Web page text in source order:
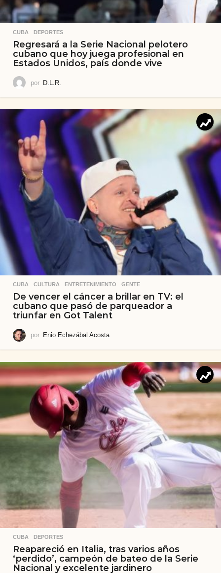
CUBA ,DEPORTES
Regresará a la Serie Nacional pelotero
cubano que hoy juega profesional en
Estados Unidos, país donde vive
por D.L.R.
CUBA ,CULTURA ,ENTRETENIMIENTO ,GENTE
De vencer el cáncer a brillar en TV: el
cubano que pasó de parqueador a
triunfar en Got Talent
por Enio Echezábal Acosta
CUBA ,DEPORTES
Reapareció en Italia, tras varios años
‘perdido’, campeón de bateo de la Serie
Nacional y excelente jardinero